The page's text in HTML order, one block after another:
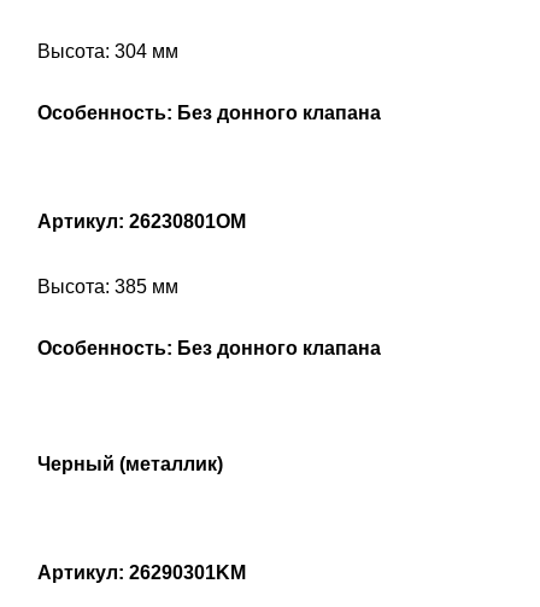
Высота: 304 мм
Особенность: Без донного клапана
Артикул: 26230801OM
Высота: 385 мм
Особенность: Без донного клапана
Черный (металлик)
Артикул: 26290301KM